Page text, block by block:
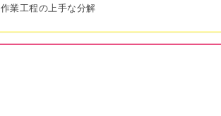
作業工程の上手な分解